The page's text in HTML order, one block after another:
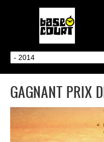
GAGNANT PRIX